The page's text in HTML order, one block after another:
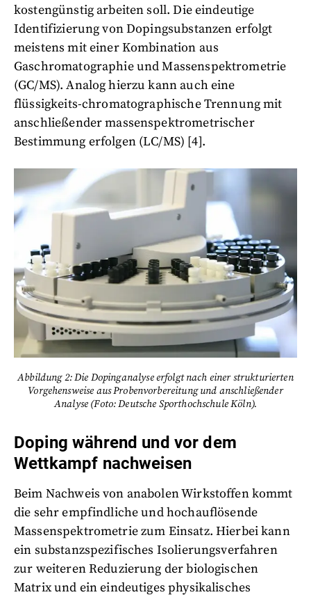
kostengünstig arbeiten soll. Die eindeutige
Identifizierung von Dopingsubstanzen erfolgt
meistens mit einer Kombination aus
Gaschromatographie und Massenspektrometrie
(GC/MS). Analog hierzu kann auch eine
flüssigkeits-chromatographische Trennung mit
anschließender massenspektrometrischer
Bestimmung erfolgen (LC/MS) [4].
Abbildung 2: Die Dopinganalyse erfolgt nach einer strukturierten
Vorgehensweise aus Probenvorbereitung und anschließender
Analyse (Foto: Deutsche Sporthochschule Köln).
Doping während und vor dem
Wettkampf nachweisen
Beim Nachweis von anabolen Wirkstoffen kommt
die sehr empfindliche und hochauflösende
Massenspektrometrie zum Einsatz. Hierbei kann
ein substanzspezifisches Isolierungsverfahren
zur weiteren Reduzierung der biologischen
Matrix und ein eindeutiges physikalisches